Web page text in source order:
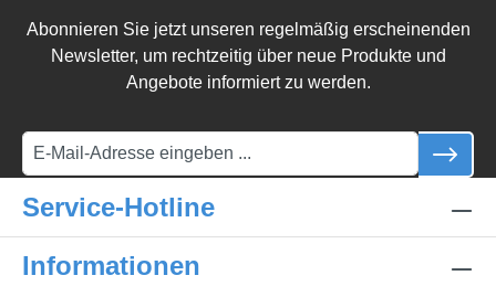
Abonnieren Sie jetzt unseren regelmäßig erscheinenden
Newsletter, um rechtzeitig über neue Produkte und
Angebote informiert zu werden.
Service-Hotline
Informationen